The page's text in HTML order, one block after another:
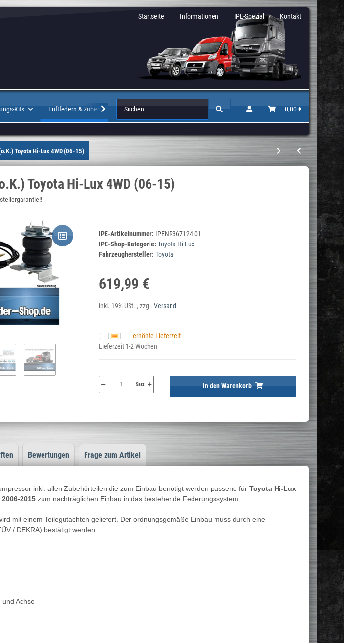
Startseite Informationen IPE-Spezial
Kontakt
0,00 €
Kits Luftfedern & Zubehör Zusatz & Niveaufedern Auflastungen / Gutachten
Toyota Hi-Lux 4WD (06-15)
Toyota Hi-Lux 4WD (06-15)
IPE-Artikelnummer: IPENR367124-01
IPE-Shop-Kategorie:Toyota Hi-Lux
Fahrzeughersteller: Toyota
619,99 €
inkl. 19% USt. , zzgl.Versand
erhöhte Lieferzeit
Lieferzeit 1-2 Wochen
Satz In den Warenkorb
Bewertungen Frage zum Artikel
inkl. allen Zubehörteilen die zum Einbau benötigt werden passend für Toyota Hi-Lux
2006-2015 zum nachträglichen Einbau in das bestehende Federungssystem.
mit einem Teilegutachten geliefert. Der ordnungsgemäße Einbau muss durch eine
/ DEKRA) bestätigt werden.
Achse